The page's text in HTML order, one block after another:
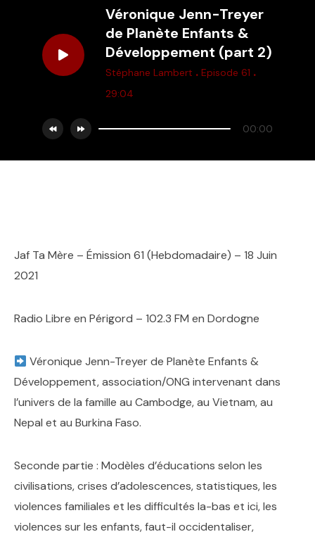
Véronique Jenn-Treyer
de Planète Enfants &
Développement (part 2)
Stéphane Lambert . Episode 61 .
29:04
00:00
Jaf Ta Mère – Émission 61 (Hebdomadaire) – 18 Juin
2021
Radio Libre en Périgord – 102.3 FM en Dordogne
Véronique Jenn-Treyer de Planète Enfants &
Développement, association/ONG intervenant dans
l’univers de la famille au Cambodge, au Vietnam, au
Nepal et au Burkina Faso.
Seconde partie : Modèles d’éducations selon les
civilisations, crises d’adolescences, statistiques, les
violences familiales et les difficultés la-bas et ici, les
violences sur les enfants, faut-il occidentaliser,